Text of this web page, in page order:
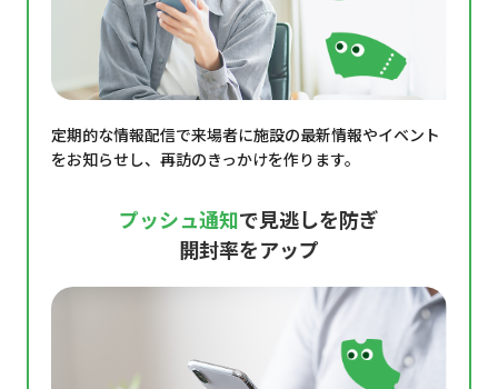
定期的な情報配信で来場者に施設の最新情報やイベント
をお知らせし、再訪のきっかけを作ります。
プッシュ通知で見逃しを防ぎ
開封率をアップ